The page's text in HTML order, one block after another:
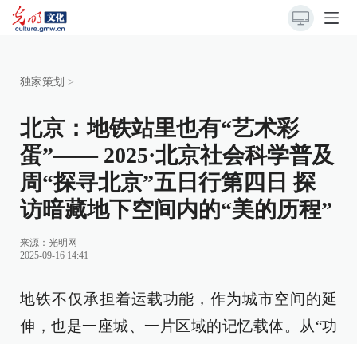
独家策划 >
北京：地铁站里也有“艺术彩
蛋”—— 2025·北京社会科学普及
周“探寻北京”五日行第四日 探
访暗藏地下空间内的“美的历程”
来源： 光明网
2025-09-16 14:41
地铁不仅承担着运载功能，作为城市空间的延
伸，也是一座城、一片区域的记忆载体。从“功